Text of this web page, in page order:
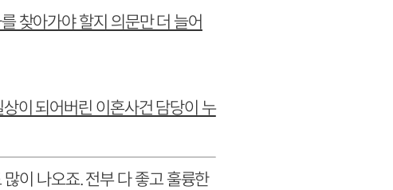
찾아가야 할지 의문만 더 늘어
이 되어버린 이혼사건 담당이 누
많이 나오죠. 전부 다 좋고 훌륭한